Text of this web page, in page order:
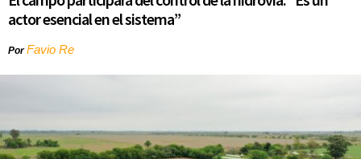
actor esencial en el sistema”
PorFavio Re